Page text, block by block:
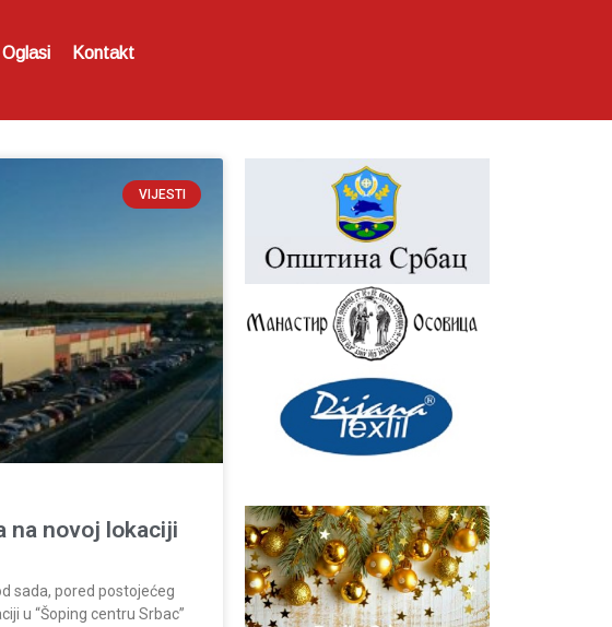
Oglasi Kontakt
VIJESTI
na novoj lokaciji
sada, pored postojećeg
u “Šoping centru Srbac”